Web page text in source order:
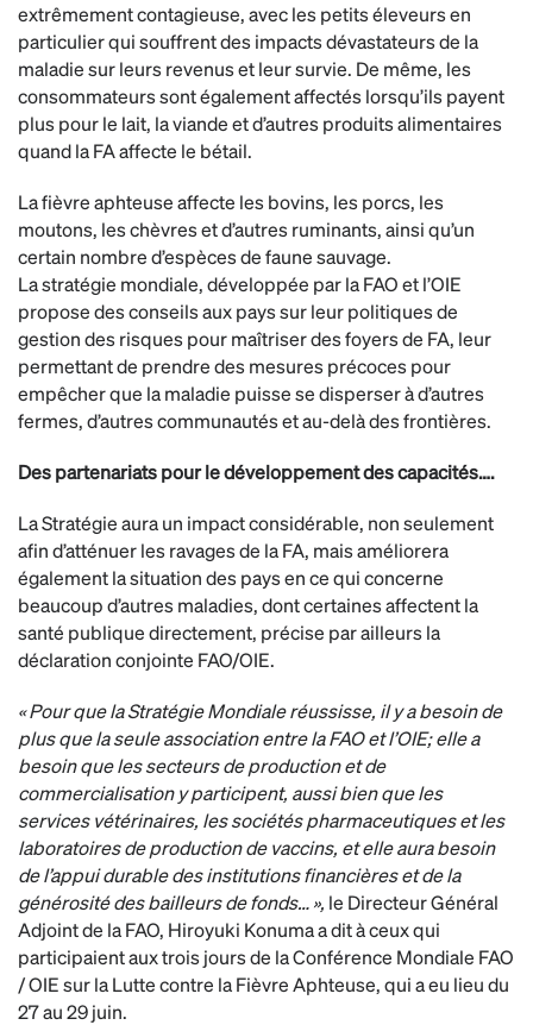
extrêmement contagieuse, avec les petits éleveurs en
particulier qui souffrent des impacts dévastateurs de la
maladie sur leurs revenus et leur survie. De même, les
consommateurs sont également affectés lorsqu’ils payent
plus pour le lait, la viande et d’autres produits alimentaires
quand la FA affecte le bétail.
La fièvre aphteuse affecte les bovins, les porcs, les
moutons, les chèvres et d’autres ruminants, ainsi qu’un
certain nombre d’espèces de faune sauvage.
La stratégie mondiale, développée par la FAO et l’OIE
propose des conseils aux pays sur leur politiques de
gestion des risques pour maîtriser des foyers de FA, leur
permettant de prendre des mesures précoces pour
empêcher que la maladie puisse se disperser à d’autres
fermes, d’autres communautés et au-delà des frontières.
Des partenariats pour le développement des capacités….
La Stratégie aura un impact considérable, non seulement
afin d’atténuer les ravages de la FA, mais améliorera
également la situation des pays en ce qui concerne
beaucoup d’autres maladies, dont certaines affectent la
santé publique directement, précise par ailleurs la
déclaration conjointe FAO/OIE.
« Pour que la Stratégie Mondiale réussisse, il y a besoin de
plus que la seule association entre la FAO et l’OIE; elle a
besoin que les secteurs de production et de
commercialisation y participent, aussi bien que les
services vétérinaires, les sociétés pharmaceutiques et les
laboratoires de production de vaccins, et elle aura besoin
de l’appui durable des institutions financières et de la
générosité des bailleurs de fonds… », le Directeur Général
Adjoint de la FAO, Hiroyuki Konuma a dit à ceux qui
participaient aux trois jours de la Conférence Mondiale FAO
/ OIE sur la Lutte contre la Fièvre Aphteuse, qui a eu lieu du
27 au 29 juin.